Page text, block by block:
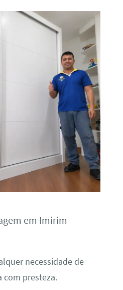
em Imirim
necessidade de
com presteza.